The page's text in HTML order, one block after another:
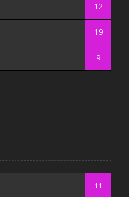
12
19
9
11